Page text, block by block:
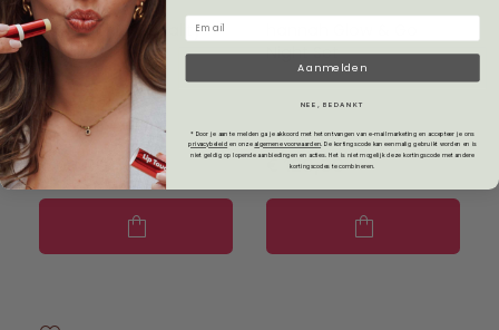
hannah High Quality
65ml
€ 66,00
Night Set
€ 120,00
Aanmelden
NEE, BEDANKT
* Door je aan te melden ga je akkoord met het ontvangen van e-mailmarketing en accepteer je ons
privacybeleid en onze algemene voorwaarden .De kortingscode kan eenmalig gebruikt worden en is
niet geldig op lopende aanbiedingen en acties. Het is niet mogelijk deze kortingscode met andere
kortingscodes te combineren.